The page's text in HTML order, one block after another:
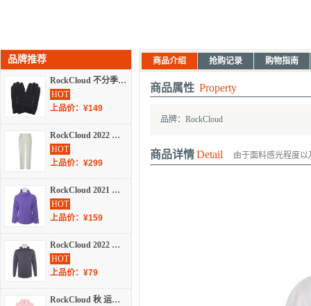
品牌推荐
RockCloud 不分季节 运动户外 运动包/配件 运动手套 YSZ120035
HOT
上品价：¥149
RockCloud 2022 不分季节 户外 户外服装 休闲裤 YS250020
HOT
上品价：¥299
RockCloud 2021 秋冬 户外 户外服装 夹克 YS180015
HOT
上品价：¥159
RockCloud 2022 不分季节 户外 户外服装 长袖T恤 YS200110
HOT
上品价：¥79
RockCloud 秋 运动户外 运动服 运动马甲 YS260025
商品介绍 抢购记录 购物指南
商品属性 Property
品牌：RockCloud
商品详情Detail 由于面料感光程度